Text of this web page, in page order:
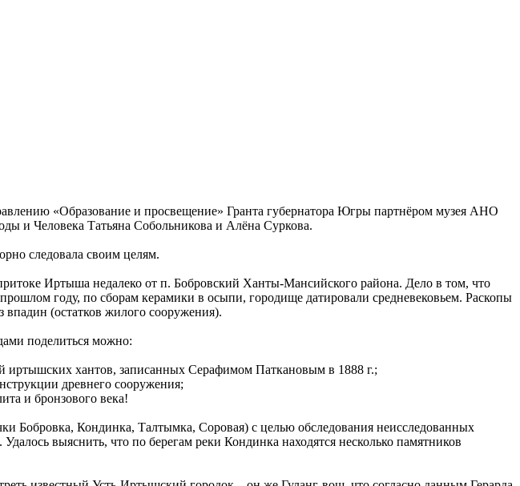
«Образование и просвещение» Гранта губернатора Югры партнёром музея АНО
и Человека Татьяна Собольникова и Алёна Суркова.
следовала своим целям.
Иртыша недалеко от п. Бобровский Ханты-Мансийского района. Дело в том, что
году, по сборам керамики в осыпи, городище датировали средневековьем. Раскопы
(остатков жилого сооружения).
поделиться можно:
иртышских хантов, записанных Серафимом Паткановым в 1888 г.;
древнего сооружения;
и бронзового века!
Бобровка, Кондинка, Талтымка, Соровая) с целью обследования неисследованных
выяснить, что по берегам реки Кондинка находятся несколько памятников